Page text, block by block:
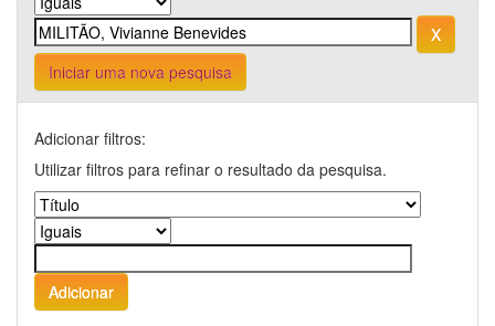
Iniciar uma nova pesquisa
Adicionar filtros:
Utilizar filtros para refinar o resultado da pesquisa.